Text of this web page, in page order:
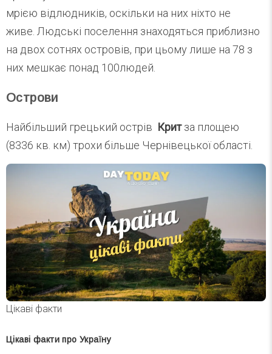
мрією відлюдників, оскільки на них ніхто не
живе. Людські поселення знаходяться приблизно
на двох сотнях островів, при цьому лише на 78 з
них мешкає понад 100людей.
Острови
Найбільший грецький острів Критза площею
(8336 кв. км) трохи більше Чернівецької області.
Цікаві факти
Цікаві факти про Україну